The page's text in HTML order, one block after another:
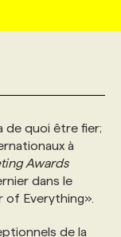
de quoi être fier;
à
Awards
dans le
of Everything».
de la